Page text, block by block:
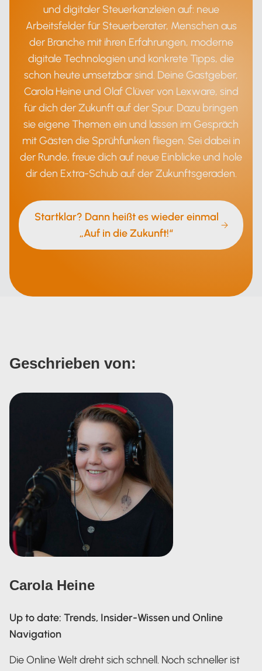
und digitaler Steuerkanzleien auf: neue
Arbeitsfelder für Steuerberater, Menschen aus
der Branche mit ihren Erfahrungen, moderne
digitale Technologien und konkrete Tipps, die
schon heute umsetzbar sind. Deine Gastgeber,
Carola Heine und Olaf Clüver von Lexware, sind
für dich der Zukunft auf der Spur. Dazu bringen
sie eigene Themen ein und lassen im Gespräch
mit Gästen die Sprühfunken fliegen. Sei dabei in
der Runde, freue dich auf neue Einblicke und hole
dir den Extra-Schub auf der Zukunftsgeraden.
Startklar? Dann heißt es wieder einmal
„Auf in die Zukunft!“
Geschrieben von:
Carola Heine
Up to date: Trends, Insider-Wissen und Online
Navigation
Die Online Welt dreht sich schnell. Noch schneller ist